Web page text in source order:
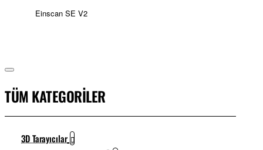
Einscan SE V2
TÜM KATEGORİLER
3D Tarayıcılar